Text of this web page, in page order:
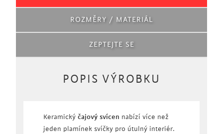
ROZMĚRY / MATERIÁL
ZEPTEJTE SE
POPIS VÝROBKU
Keramický čajový svícen nabízí více než
jeden plamínek svíčky pro útulný interiér.